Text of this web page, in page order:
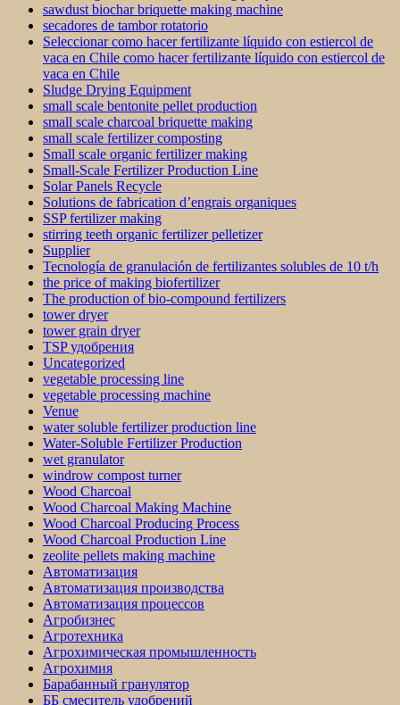
sawdust biochar briquette making machine
secadores de tambor rotatorio
Seleccionar como hacer fertilizante líquido con estiercol de
vaca en Chile como hacer fertilizante líquido con estiercol de
vaca en Chile
Sludge Drying Equipment
small scale bentonite pellet production
small scale charcoal briquette making
small scale fertilizer composting
Small scale organic fertilizer making
Small-Scale Fertilizer Production Line
Solar Panels Recycle
Solutions de fabrication d’engrais organiques
SSP fertilizer making
stirring teeth organic fertilizer pelletizer
Supplier
Tecnología de granulación de fertilizantes solubles de 10 t/h
the price of making biofertilizer
The production of bio-compound fertilizers
tower dryer
tower grain dryer
TSP удобрения
Uncategorized
vegetable processing line
vegetable processing machine
Venue
water soluble fertilizer production line
Water-Soluble Fertilizer Production
wet granulator
windrow compost turner
Wood Charcoal
Wood Charcoal Making Machine
Wood Charcoal Producing Process
Wood Charcoal Production Line
zeolite pellets making machine
Автоматизация
Автоматизация производства
Автоматизация процессов
Агробизнес
Агротехника
Агрохимическая промышленность
Агрохимия
Барабанный гранулятор
ББ смеситель удобрений